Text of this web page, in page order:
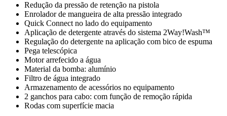
Redução da pressão de retenção na pistola
Enrolador de mangueira de alta pressão integrado
Quick Connect no lado do equipamento
Aplicação de detergente através do sistema 2Way!Wash™
Regulação do detergente na aplicação com bico de espuma
Pega telescópica
Motor arrefecido a água
Material da bomba: alumínio
Filtro de água integrado
Armazenamento de acessórios no equipamento
2 ganchos para cabo: com função de remoção rápida
Rodas com superfície macia